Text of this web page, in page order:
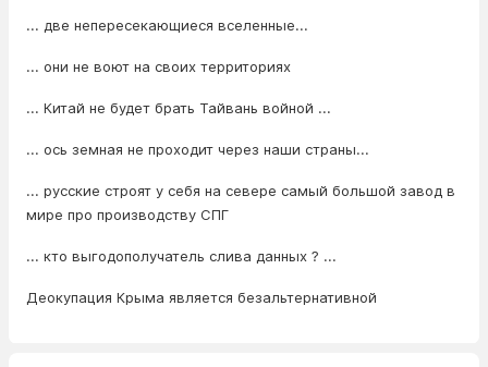
... две непересекающиеся вселенные...
... они не воют на своих территориях
... Китай не будет брать Тайвань войной ...
... ось земная не проходит через наши страны...
... русские строят у себя на севере самый большой завод в
мире про производству СПГ
... кто выгодополучатель слива данных ? ...
Деокупация Крыма является безальтернативной